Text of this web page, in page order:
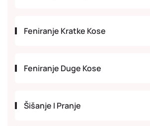
Feniranje Kratke Kose
Feniranje Duge Kose
Šišanje I Pranje